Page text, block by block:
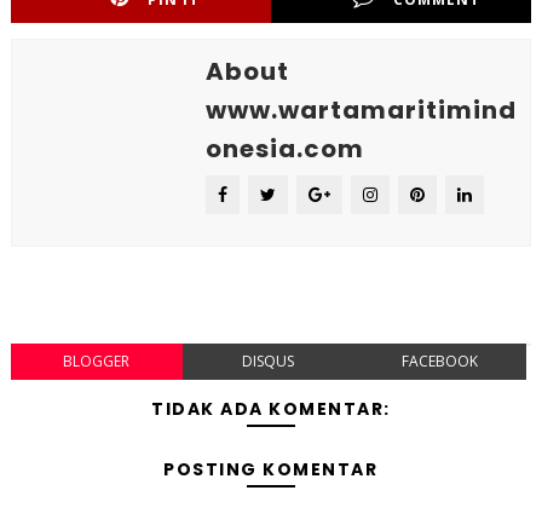
About
www.wartamaritimind
onesia.com
BLOGGER DISQUS FACEBOOK
TIDAK ADA KOMENTAR:
POSTING KOMENTAR